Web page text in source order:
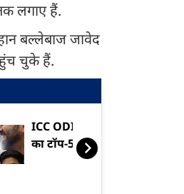
लगाए हैं.
बल्लेबाज जावेद
चुके हैं.
ICC ODI रैंकिंग में भारतीय बैटर
का टॉप-5 में दबदबा